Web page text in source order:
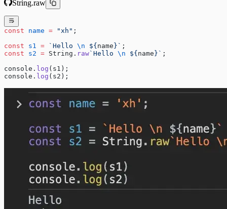
String.raw
const name = "xh" ;
const s1 = `Hello \n ${ name }` ;
const s2 = String. raw`Hello \n ${ name }` ;
console. log (s1);
console. log (s2);